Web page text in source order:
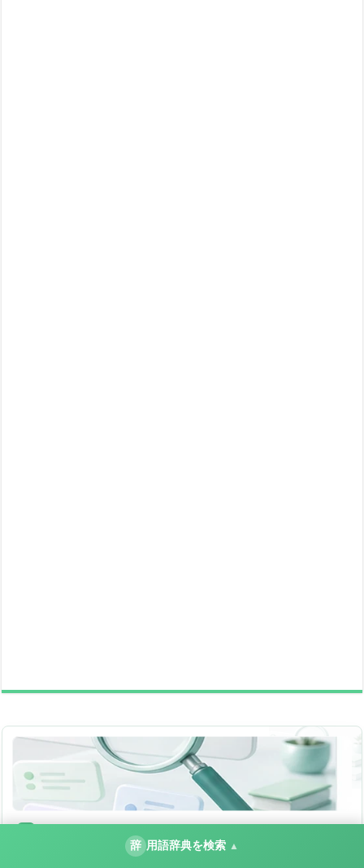
辞 用語辞典を検索 ▲